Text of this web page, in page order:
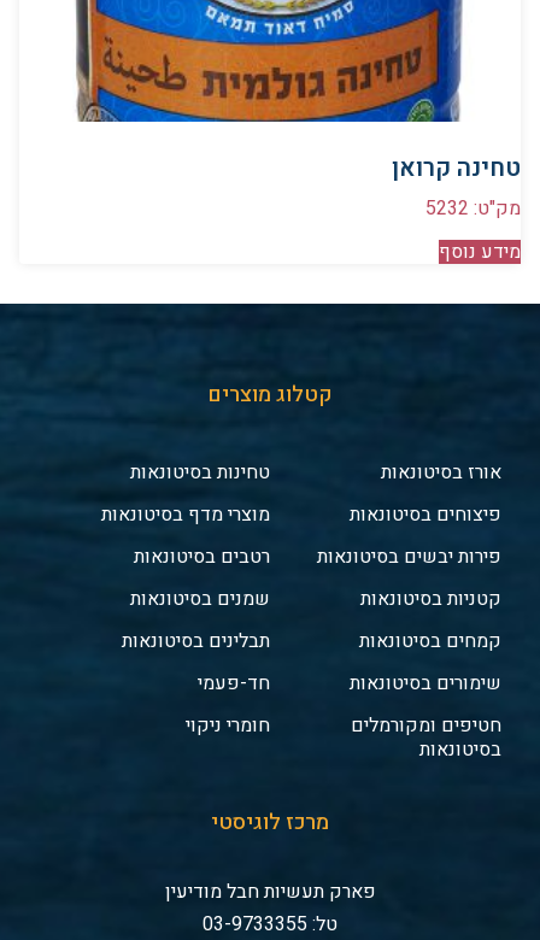
טחינה קרואן
מק"ט: 5232
מידע נוסף
קטלוג מוצרים
אורז בסיטונאות
פיצוחים בסיטונאות
פירות יבשים בסיטונאות
קטניות בסיטונאות
קמחים בסיטונאות
שימורים בסיטונאות
חטיפים ומקורמלים
בסיטונאות
טחינות בסיטונאות
מוצרי מדף בסיטונאות
רטבים בסיטונאות
שמנים בסיטונאות
תבלינים בסיטונאות
חד-פעמי
חומרי ניקוי
מרכז לוגיסטי
פארק תעשיות חבל מודיעין
טל: 03-9733355